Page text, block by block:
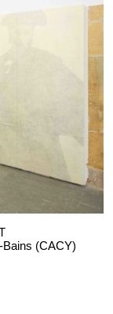
(CACY)